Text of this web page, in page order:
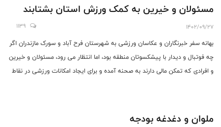
مسئولان و خیرین به کمک ورزش استان بشتابند
1402/09/27
1139
بهانه سفر خبرنگاران و عکاسان ورزشی به شهرستان فرح آباد و سورک مازندران اگر
چه فوتبال و دیدار با پیشکسوتان منطقه بود، اما انتظار می رود،‌ مسئولان و خیرین
و افرادی که تمکن مالی دارند به صحنه آمده و برای ایجاد امکانات ورزشی در نقاط
ملوان و دغدغه بودجه